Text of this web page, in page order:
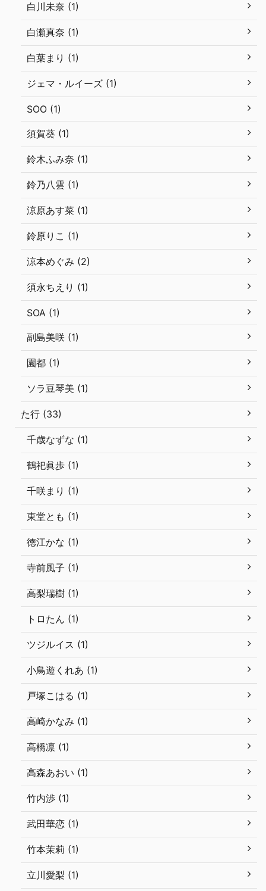
白川未奈 (1)
白瀬真奈 (1)
白葉まり (1)
ジェマ・ルイーズ (1)
SOO (1)
須賀葵 (1)
鈴木ふみ奈 (1)
鈴乃八雲 (1)
涼原あす菜 (1)
鈴原りこ (1)
涼本めぐみ (2)
須永ちえり (1)
SOA (1)
副島美咲 (1)
園都 (1)
ソラ豆琴美 (1)
た行 (33)
千歳なずな (1)
鶴祀眞歩 (1)
千咲まり (1)
東堂とも (1)
徳江かな (1)
寺前風子 (1)
高梨瑞樹 (1)
トロたん (1)
ツジルイス (1)
小鳥遊くれあ (1)
戸塚こはる (1)
高崎かなみ (1)
高橋凛 (1)
高森あおい (1)
竹内渉 (1)
武田華恋 (1)
竹本茉莉 (1)
立川愛梨 (1)